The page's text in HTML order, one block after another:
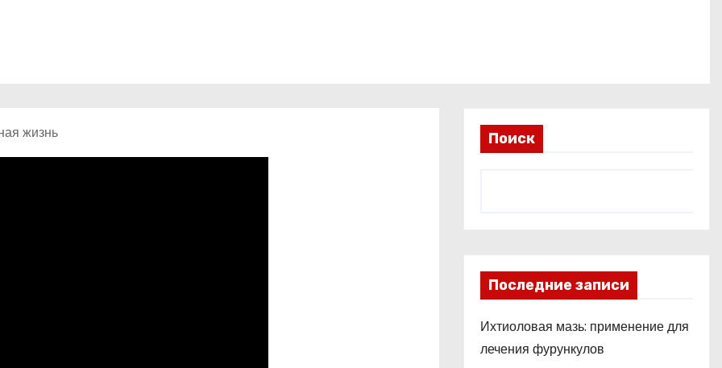
Поиск
Последние записи
Ихтиоловая мазь: применение для
лечения фурункулов